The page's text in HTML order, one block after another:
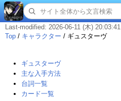
Last-modified: 2026-06-11 (木) 20:03:41
Top / キャラクター / ギュスターヴ
ギュスターヴ
主な入手方法
台詞一覧
カード一覧